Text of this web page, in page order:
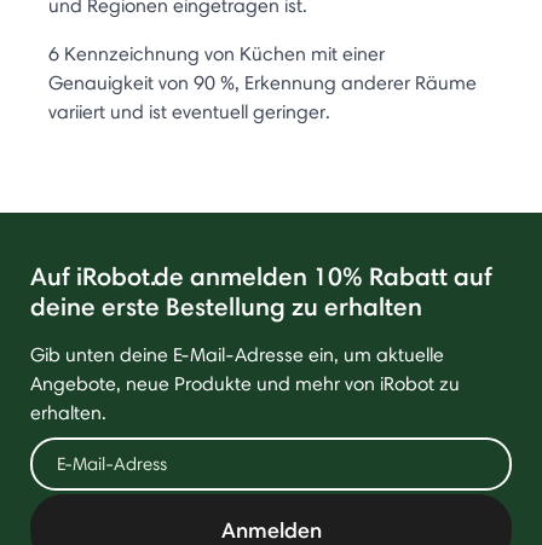
und Regionen eingetragen ist.
6 Kennzeichnung von Küchen mit einer
Genauigkeit von 90 %, Erkennung anderer Räume
variiert und ist eventuell geringer.
Auf iRobot.de anmelden 10% Rabatt auf
deine erste Bestellung zu erhalten
Gib unten deine E-Mail-Adresse ein, um aktuelle
Angebote, neue Produkte und mehr von iRobot zu
erhalten.
Anmelden